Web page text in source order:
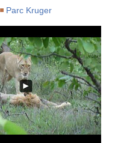
Parc Kruger